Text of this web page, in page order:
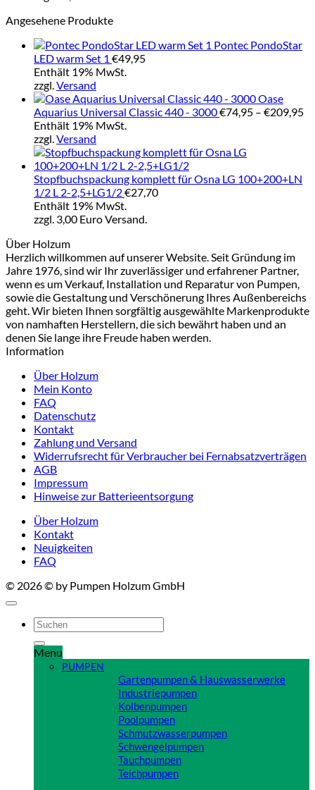
Angesehene Produkte
Pontec PondoStar
LED warm Set 1 €49,95
Enthält 19% MwSt.
zzgl.Versand
Oase
Aquarius Universal Classic 440 - 3000€74,95 – €209,95
Enthält 19% MwSt.
zzgl.Versand
Stopfbuchspackung komplett für Osna LG 100+200+LN
1/2 L 2-2,5+LG1/2€27,70
Enthält 19% MwSt.
zzgl. 3,00 Euro Versand.
Über Holzum
Herzlich willkommen auf unserer Website. Seit Gründung im
Jahre 1976, sind wir Ihr zuverlässiger und erfahrener Partner,
wenn es um Verkauf, Installation und Reparatur von Pumpen,
sowie die Gestaltung und Verschönerung Ihres Außenbereichs
geht. Wir bieten Ihnen sorgfältig ausgewählte Markenprodukte
von namhaften Herstellern, die sich bewährt haben und an
denen Sie lange ihre Freude haben werden.
Information
Über Holzum
Mein Konto
FAQ
Datenschutz
Kontakt
Zahlung und Versand
Widerrufsrecht für Verbraucher bei Fernabsatzverträgen
AGB
Impressum
Hinweise zur Batterieentsorgung
Über Holzum
Kontakt
Neuigkeiten
FAQ
© 2026 © by Pumpen Holzum GmbH
Suchen
nach:
Menu
PUMPEN
Gartenpumpen & Hauswasserwerke
Industriepumpen
Kolbenpumpen
Poolpumpen
Schmutzwasserpumpen
Schwengelpumpen
Tauchpumpen
Teichpumpen